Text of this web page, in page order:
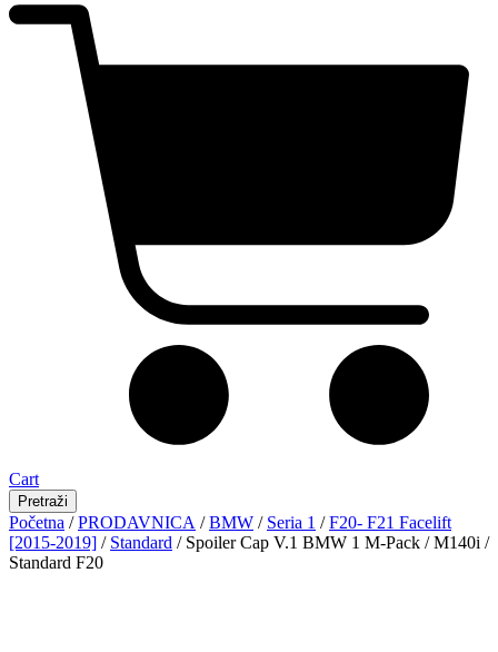
Cart
Pretraži
Početna /PRODAVNICA /BMW / Seria 1 /F20- F21 Facelift
[2015-2019] / Standard / Spoiler Cap V.1 BMW 1 M-Pack / M140i /
Standard F20